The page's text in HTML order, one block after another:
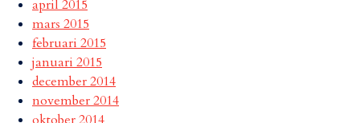
april 2015
mars 2015
februari 2015
januari 2015
december 2014
november 2014